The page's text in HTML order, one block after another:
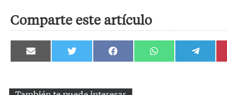
Comparte este artículo
Compartir
en
Compartir
en
Compartir
en
Compartir
en
Compartir
en